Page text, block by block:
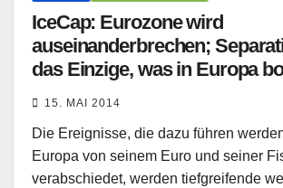
IceCap: Eurozone wird
auseinanderbrechen;
das Einzige, was in Europa
15. MAI 2014
Die Ereignisse, die dazu führen
Europa von seinem Euro und seiner
verabschiedet, werden tiefgreifende